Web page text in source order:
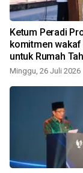
Ketum Peradi
komitmen wakaf
untuk Rumah
Yusuf
Minggu, 26 Juli 2026